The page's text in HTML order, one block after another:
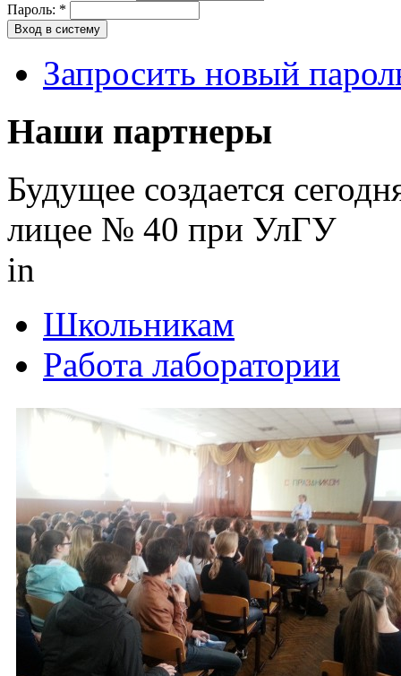
Пароль: *
Запросить новый
Наши партнеры
Будущее создается
лицее № 40 при УлГУ
in
Школьникам
Работа лаборатории